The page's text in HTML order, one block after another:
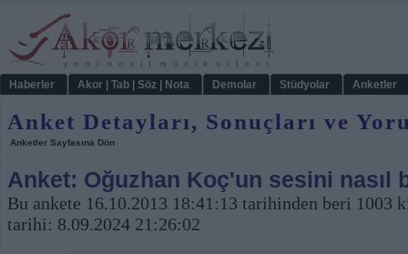
Haberler Akor | Tab | Söz | Nota Demolar Stüdyolar Anketler
Anket Detayları, Sonuçları ve
Anketler Sayfasına Dön
Anket: Oğuzhan Koç'un sesini nasıl
Bu ankete 16.10.2013 18:41:13 tarihinden beri 1003
tarihi: 8.09.2024 21:26:02